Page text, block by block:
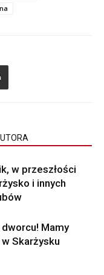
w przeszłości
i innych
Mamy
Skarżysku